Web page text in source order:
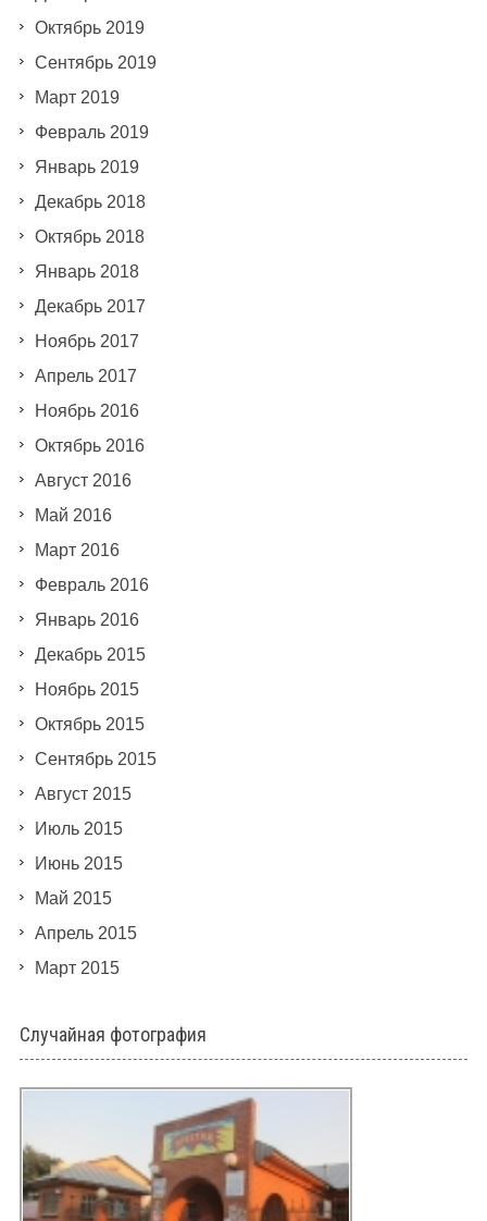
Октябрь 2019
Сентябрь 2019
Март 2019
Февраль 2019
Январь 2019
Декабрь 2018
Октябрь 2018
Январь 2018
Декабрь 2017
Ноябрь 2017
Апрель 2017
Ноябрь 2016
Октябрь 2016
Август 2016
Май 2016
Март 2016
Февраль 2016
Январь 2016
Декабрь 2015
Ноябрь 2015
Октябрь 2015
Сентябрь 2015
Август 2015
Июль 2015
Июнь 2015
Май 2015
Апрель 2015
Март 2015
Случайная фотография